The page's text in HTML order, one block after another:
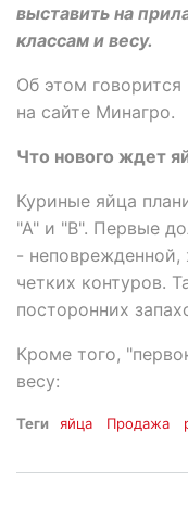
выставить на
классам и весу.
Об этом говорится
на сайте Минагро.
Что нового ждет
Куриные яйца
"А" и "В". Первые
-
четких контуров.
посторонних
Кроме того,
весу:
Теги яйца Продажа